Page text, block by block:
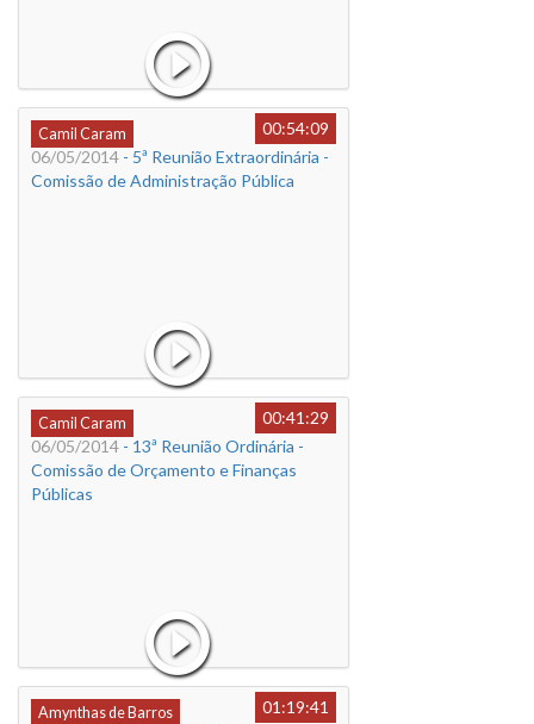
Camil Caram
00:54:09
06/05/2014 - 5ª Reunião Extraordinária -
Comissão de Administração Pública
Camil Caram
00:41:29
06/05/2014 - 13ª Reunião Ordinária -
Comissão de Orçamento e Finanças
Públicas
Amynthas de Barros
01:19:41